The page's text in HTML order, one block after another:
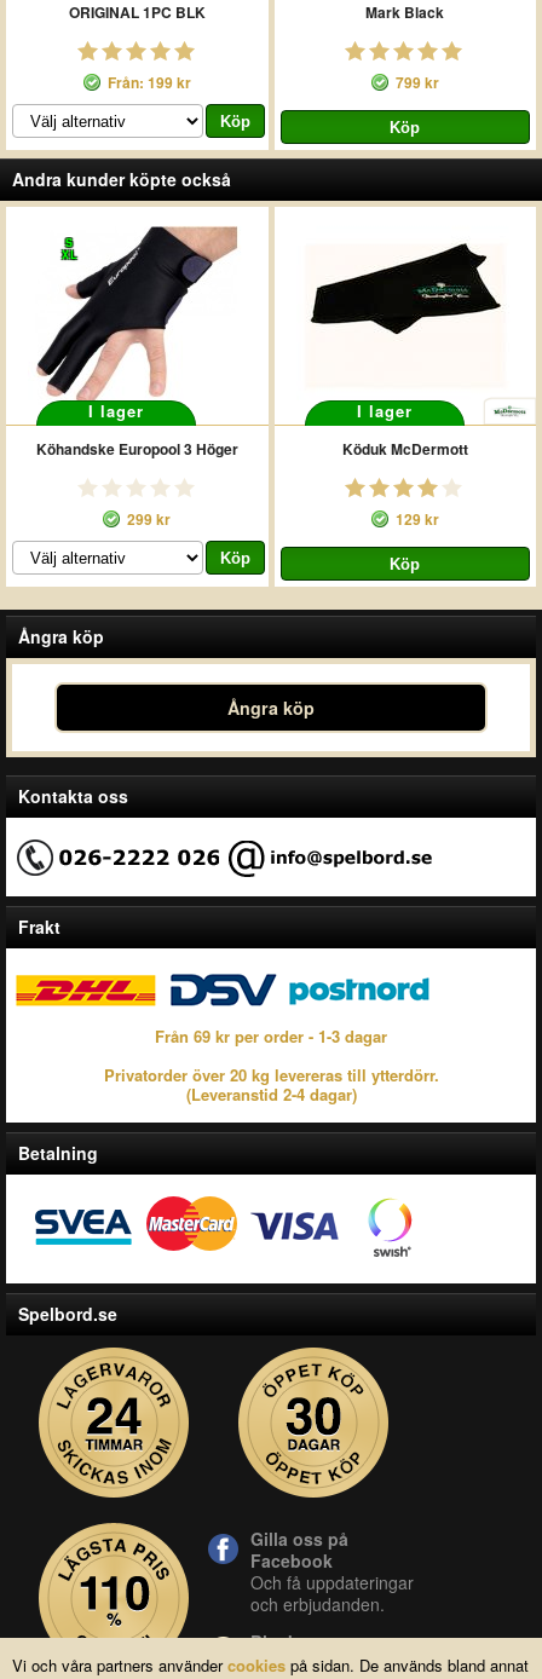
Vi och våra partners användercookies på sidan. De används bland annat
ORIGINAL 1PC BLK
Från: 199 kr
Mark Black
799 kr
Andra kunder köpte också
S
XL
I lager
Köhandske Europool 3 Höger
299 kr
I lager
Köduk McDermott
129 kr
Ångra köp
Ångra köp
Kontakta oss
Frakt
Från 69 kr per order - 1-3 dagar
Privatorder över 20 kg levereras till ytterdörr.
(Leveranstid 2-4 dagar)
Betalning
Spelbord.se
Gilla oss på
Facebook
Och få uppdateringar
och erbjudanden.
Blocket
Vår butik på blocket.